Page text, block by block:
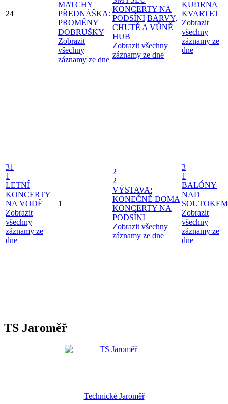
24
MATCHY
PŘEDNÁŠKA:
PROMĚNY
DOBRUŠKY
Zobrazit
všechny
záznamy ze dne
KONCERTY NA
PODSÍNI BARVY,
CHUTĚ A VŮNĚ
HUB
Zobrazit všechny
záznamy ze dne
KUDRNA
KVARTET
Zobrazit
všechny
záznamy ze
dne
31
1
LETNÍ
KONCERTY
NA VODĚ
Zobrazit
všechny
záznamy ze
dne
1
2
2
VÝSTAVA:
KONEČNĚ DOMA
KONCERTY NA
PODSÍNI
Zobrazit všechny
záznamy ze dne
3
1
BALÓNY
NAD
SOUTOKEM
Zobrazit
všechny
záznamy ze
dne
TS Jaroměř
Technické Jaroměř